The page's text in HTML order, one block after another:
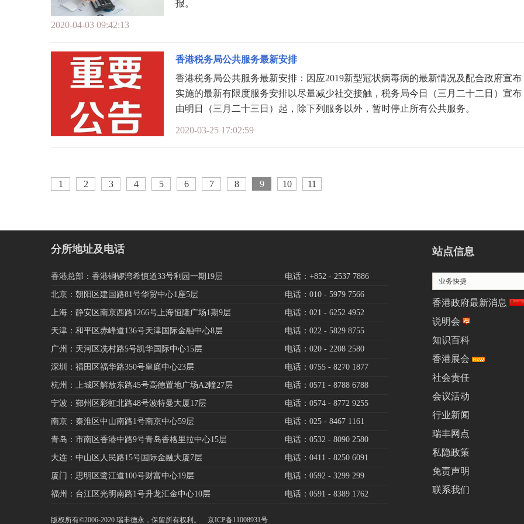
报。
2020-04-03 09:42:13
香港税务局公共服务最新安排
香港税务局公共服务最新安排：因应2019新型冠状病毒病的最新情况及配合政府宣布
实施的最新有限度服务安排以尽量减少社交接触，税务局今日（三月二十二日）宣布
由明日（三月二十三日）起，除下列服务以外，暂时停止所有公共服务。
2020-03-25 17:02:59
1 2 3 4 5 6 7 8 9 10 11
分所地址及电话
香港总部：香港铜锣湾希慎道33号利园一期19层 电话：+852 - 2537 7886
北京：朝阳区建国路81号华贸中心1座5层 电话：010 - 5979 7566
上海：静安区南京西路1266号上海恒隆广场1期9层 电话：021 - 6252 4952
天津：和平区赤峰道136号天津国际金融中心8层 电话：022 - 5829 8755
广州：天河区冼村路5号凯华国际中心15层 电话：020 - 2208 2580
深圳：福田区福华路350号皇庭中心23层 电话：0755 - 8270 1877
杭州：上城区解放东路45号高德置地广场A2幢27层 电话：0571 - 8788 6788
宁波：鄞州区彩虹北路48号波特曼大厦17层 电话：0574 - 8772 9255
南京：秦淮区中山南路1号南京中心59层 电话：025 - 8467 1161
青岛：市南区香港中路9号青岛香格里拉中心15层 电话：0532 - 8090 2580
大连：中山区人民路15号国际金融大厦7层 电话：0411 - 8250 6091
厦门：思明区鹭江道100号财富中心19层 电话：0592 - 3299 299
福州：台江区光明南路1号升龙汇金中心10层 电话：0591 - 8389 1762
版权所有©2006-2020 瑞丰德永，保留所有权利。 京ICP备11008931号
站点信息
业务快捷
香港政府最新消息
说明会
知识百科
香港展会
社会责任
会议活动
行业新闻
瑞丰网点
私隐政策
免责声明
联系我们